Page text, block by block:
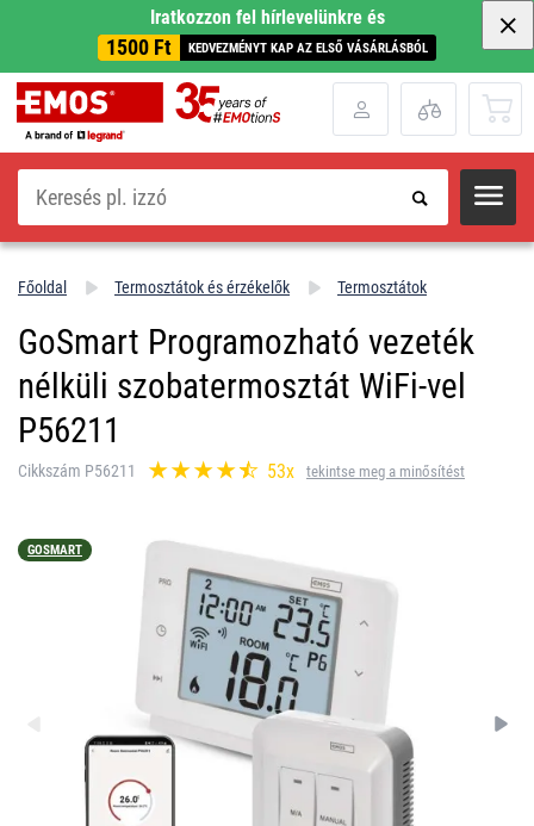
Iratkozzon fel hírlevelünkre és
1500 Ft KEDVEZMÉNYT KAP AZ ELSŐ VÁSÁRLÁSBÓL
Keresés
Főoldal Termosztátok és érzékelők Termosztátok
GoSmart Programozható vezeték
nélküli szobatermosztát WiFi-vel
P56211
Cikkszám P56211 53x tekintse meg a minősítést
GOSMART